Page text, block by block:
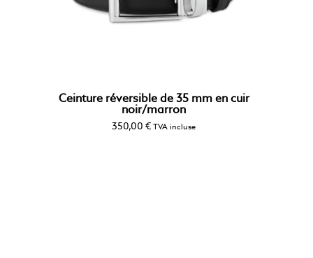
Ceinture réversible de 35 mm en cuir
noir/marron
350,00 € TVA incluse